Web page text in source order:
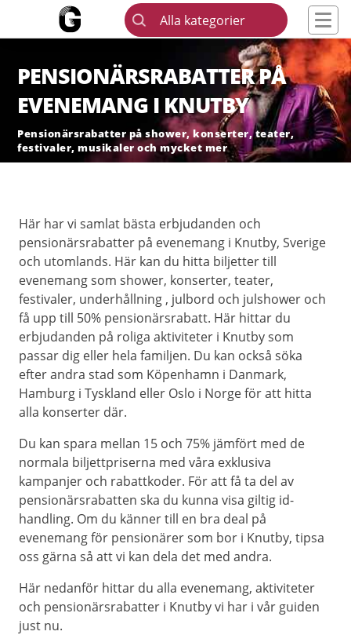
Alla kategorier
PENSIONÄRSRABATTER PÅ
EVENEMANG I KNUTBY
Pensionärsrabatter på shower, konserter, teater,
festivaler, musikaler och mycket mer
Här har vi samlat bästa erbjudanden och
pensionärsrabatter på evenemang i Knutby, Sverige
och utomlands. Här kan du hitta biljetter till
evenemang som shower, konserter, teater,
festivaler, underhållning , julbord och julshower och
få upp till 50% pensionärsrabatt. Här hittar du
erbjudanden på roliga aktiviteter i Knutby som
passar dig eller hela familjen. Du kan också söka
efter andra stad som Köpenhamn i Danmark,
Hamburg i Tyskland eller Oslo i Norge för att hitta
alla konserter där.
Du kan spara mellan 15 och 75% jämfört med de
normala biljettpriserna med våra exklusiva
kampanjer och rabattkoder. För att få ta del av
pensionärsrabatten ska du kunna visa giltig id-
handling. Om du känner till en bra deal på
evenemang för pensionärer som bor i Knutby, tipsa
oss gärna så att vi kan dela det med andra.
Här nedanför hittar du alla evenemang, aktiviteter
och pensionärsrabatter i Knutby vi har i vår guiden
just nu.